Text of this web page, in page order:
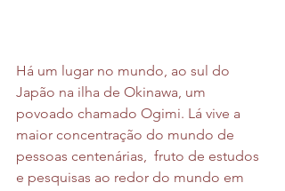
Há um lugar no mundo, ao sul do
Japão na ilha de Okinawa, um
povoado chamado Ogimi. Lá vive a
maior concentração do mundo de
pessoas centenárias,  fruto de estudos
e pesquisas ao redor do mundo em